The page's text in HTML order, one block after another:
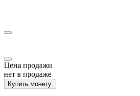
Цена продажи
нет в продаже
Купить монету